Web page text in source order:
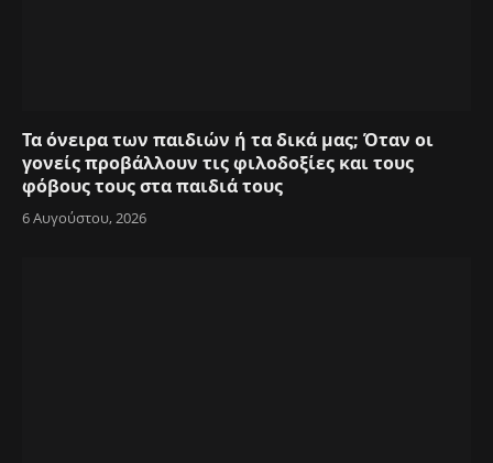
Τα όνειρα των παιδιών ή τα δικά μας; Όταν οι
γονείς προβάλλουν τις φιλοδοξίες και τους
φόβους τους στα παιδιά τους
6 Αυγούστου, 2026